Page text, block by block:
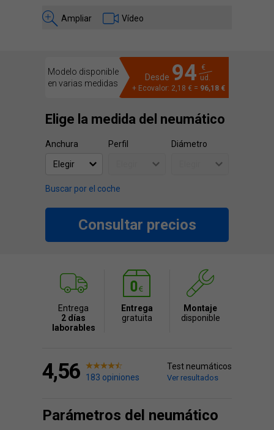
Ampliar Vídeo
Modelo disponible
en varias medidas
Desde 94
€
ud.
+ Ecovalor: 2,18 € = 96,18 €
Elige la medida del neumático
Anchura Perfil Diámetro
Buscar por el coche
Consultar precios
Entrega
2 días
laborables
Entrega
gratuita
Montaje
disponible
4,56 183 opiniones
Test neumáticos
Ver resultados
Parámetros del neumático